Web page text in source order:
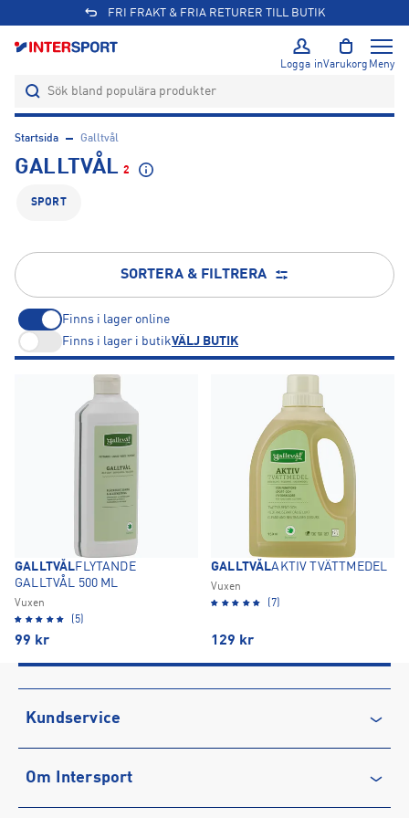
FRI FRAKT & FRIA RETURER TILL BUTIK
Logga inVarukorg Meny
Startsida Galltvål
GALLTVÅL 2
SPORT
SORTERA & FILTRERA
Finns i lager online
Finns i lager i butikVÄLJ BUTIK
GALLTVÅLFLYTANDE
GALLTVÅL 500 ML
Vuxen
(5)
99 kr
GALLTVÅLAKTIV TVÄTTMEDEL
Vuxen
(7)
129 kr
Kundservice
Vanliga frågor & svar
Om Intersport